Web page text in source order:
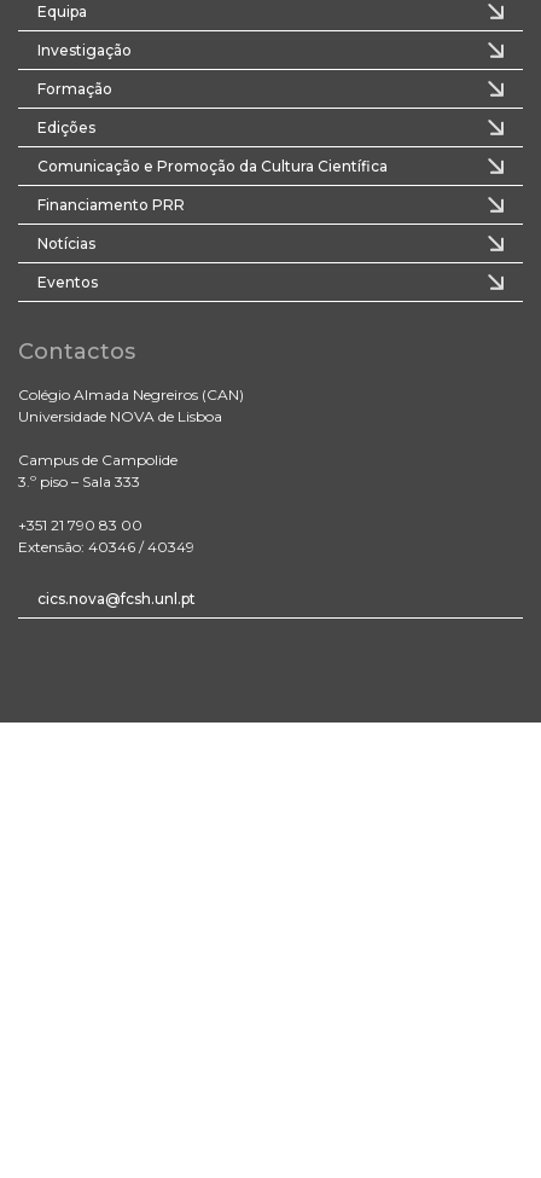
Equipa
Investigação
Formação
Edições
Comunicação e Promoção da Cultura Científica
Financiamento PRR
Notícias
Eventos
Contactos
Colégio Almada Negreiros (CAN)
Universidade NOVA de Lisboa
Campus de Campolide
3.º piso – Sala 333
+351 21 790 83 00
Extensão: 40346 / 40349
cics.nova@fcsh.unl.pt